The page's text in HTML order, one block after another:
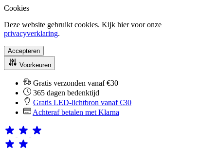
Cookies
Deze website gebruikt cookies. Kijk hier voor onze
privacyverklaring.
Accepteren
Voorkeuren
Gratis verzonden vanaf €30
365 dagen bedenktijd
Gratis LED-lichtbron vanaf €30
Achteraf betalen met Klarna